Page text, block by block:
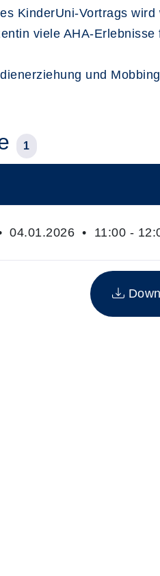
KinderUni-Vortrags
viele AHA-
und
1
Termine zum diesen Kurs
04.01.2026 • 11:00 -